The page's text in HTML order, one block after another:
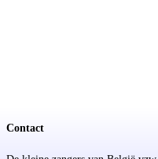
Contact